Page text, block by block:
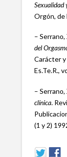
Sexualidad
Orgón, de
– Serrano,
del
Carácter
Es.Te.R.,
– Serrano,
clínica.
(1 y 2)